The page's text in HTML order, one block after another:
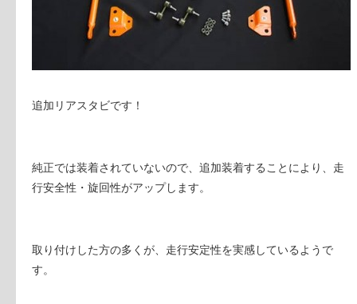
追加リアスタビです！
純正では装着されていないので、追加装着することにより、走
行安全性・旋回性がアップします。
取り付けした方の多くが、走行安定性を実感しているようで
す。